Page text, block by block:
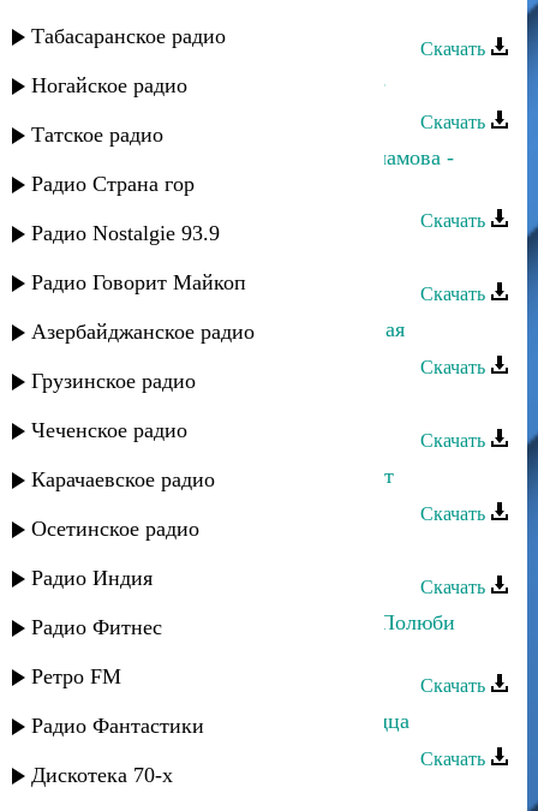
Табасаранское радио
Ногайское радио
Татское радио
Радио Страна гор
Радио Nostalgie 93.9
Радио Говорит Майкоп
Азербайджанское радио
Грузинское радио
Чеченское радио
Карачаевское радио
Осетинское радио
Радио Индия
Радио Фитнес
Ретро FM
Радио Фантастики
Дискотека 70-х
Скачать
Загир Магомедов - Где мое счастье
Скачать
Ханипа Магомедов и Хадижат Саламова -
Мама
Скачать
Скачать
Ибрагим Магомедов - Зажигательная
Скачать
Скачать
Дагир Магомедов - Никто не может
Скачать
Скачать
Марианна и Апанди Магомедов - Полюби
Скачать
Ханипа Магомедов - Желание сердца
Скачать